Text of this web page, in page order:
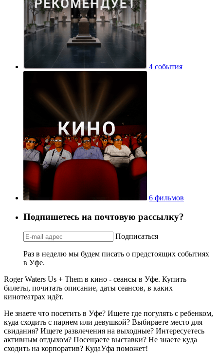
4 события
6 фильмов
Подпишетесь на почтовую рассылку?
Подписаться
Раз в неделю мы будем писать о предстоящих событиях
в Уфе.
Roger Waters Us + Them в кино - сеансы в Уфе. Купить
билеты, почитать описание, даты сеансов, в каких
кинотеатрах идёт.
Не знаете что посетить в Уфе? Ищете где погулять с ребенком,
куда сходить с парнем или девушкой? Выбираете место для
свидания? Ищете развлечения на выходные? Интересуетесь
активным отдыхом? Посещаете выставки? Не знаете куда
сходить на корпоратив? КудаУфа поможет!